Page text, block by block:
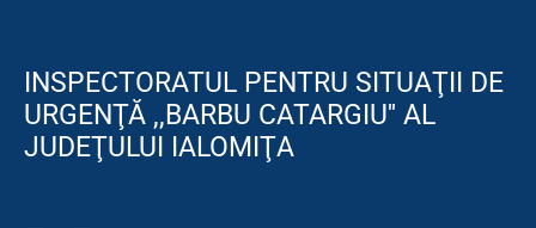
INSPECTORATUL PENTRU SITUAŢII DE
URGENŢĂ ,,BARBU CATARGIU'' AL
JUDEŢULUI IALOMIŢA